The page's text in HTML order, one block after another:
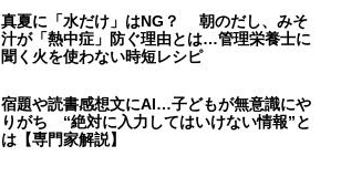
真夏に「水だけ」はNG？ 朝のだし、みそ
汁が「熱中症」防ぐ理由とは…管理栄養士に
聞く火を使わない時短レシピ
宿題や読書感想文にAI…子どもが無意識にや
りがち “絶対に入力してはいけない情報”と
は【専門家解説】